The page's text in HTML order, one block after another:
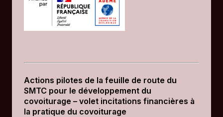
Actions pilotes de la feuille de route du
SMTC pour le développement du
covoiturage – volet incitations financières à
la pratique du covoiturage